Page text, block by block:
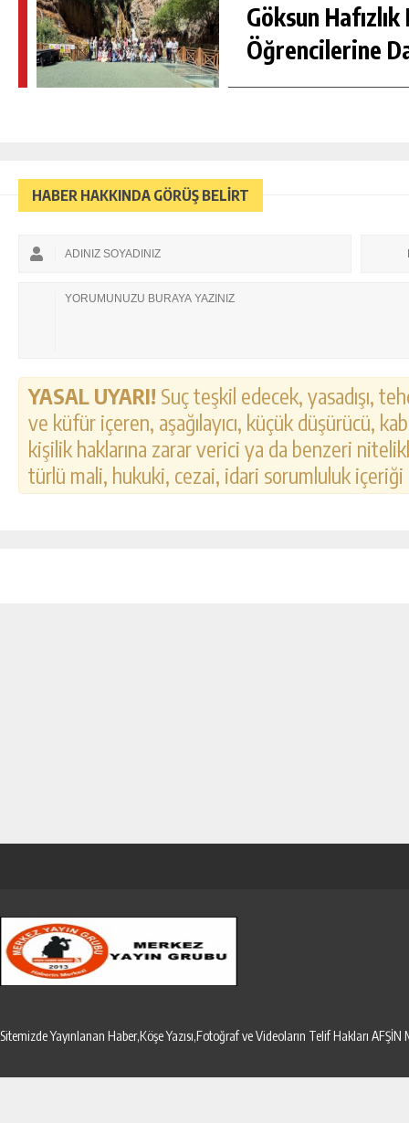
Göksun Hafızlık
Öğrencilerine
HABER HAKKINDA GÖRÜŞ BELİRT
YASAL UYARI! Suç teşkil edecek, yasadışı,
ve küfür içeren, aşağılayıcı, küçük düşürücü,
kişilik haklarına zarar verici ya da benzeri
türlü mali, hukuki, cezai, idari sorumluluk
Sitemizde Yayınlanan Haber,Köşe Yazısı,Fotoğraf ve Videoların Telif Hakları